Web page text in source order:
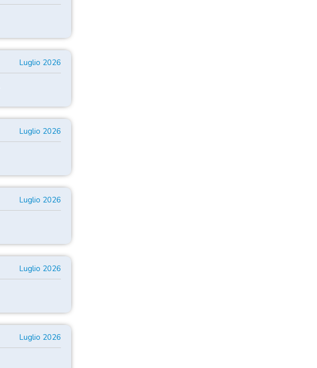
Luglio 2026
Luglio 2026
Luglio 2026
Luglio 2026
Luglio 2026